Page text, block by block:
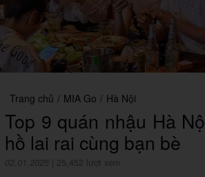
Trang chủ / MIA Go / Hà Nội
Top 9 quán nhậu Hà
hồ lai rai cùng bạn bè
02.01.2025 25,452 lượt xem